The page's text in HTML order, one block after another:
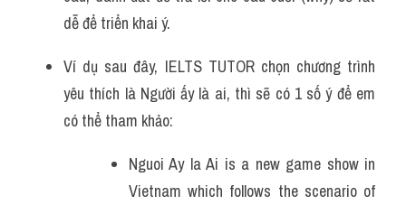
dễ để triển khai ý.
Ví dụ sau đây, IELTS TUTOR chọn chương trình
yêu thích là Người ấy là ai, thì sẽ có 1 số ý để em
có thể tham khảo:
Nguoi Ay la Ai is a new game show in
Vietnam which follows the scenario of